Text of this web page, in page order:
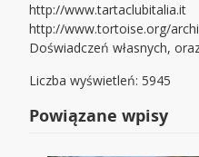
http://www.tartaclubitalia.it
http://www.tortoise.org/
Doświadczeń własnych,
Liczba wyświetleń: 5945
Powiązane wpisy